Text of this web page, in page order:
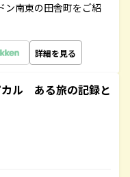
ン南東の田舎町をご紹
詳細を見る
カル ある旅の記録と